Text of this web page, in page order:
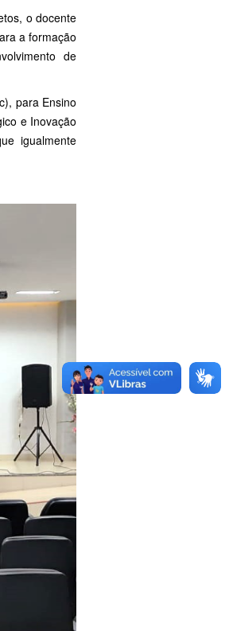
o docente
a formação
de
para Ensino
e Inovação
igualmente